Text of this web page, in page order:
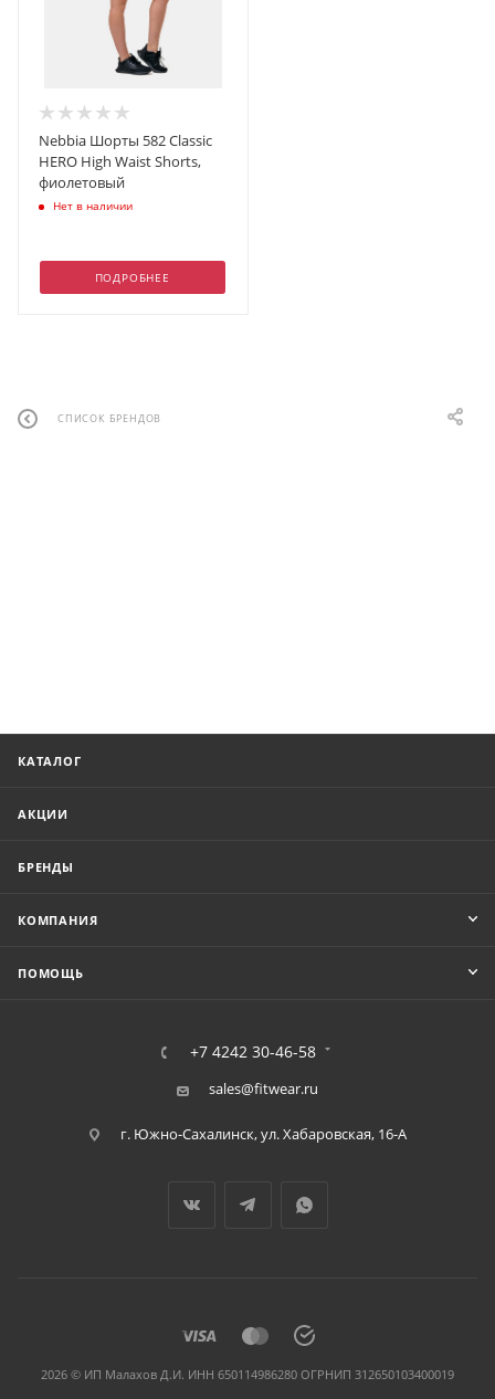
Nebbia Шорты 582 Classic
HERO High Waist Shorts,
фиолетовый
Нет в наличии
ПОДРОБНЕЕ
СПИСОК БРЕНДОВ
КАТАЛОГ
АКЦИИ
БРЕНДЫ
КОМПАНИЯ
ПОМОЩЬ
+7 4242 30-46-58
sales@fitwear.ru
г. Южно-Сахалинск, ул. Хабаровская, 16-А
2026 © ИП Малахов Д.И. ИНН 650114986280 ОГРНИП 312650103400019